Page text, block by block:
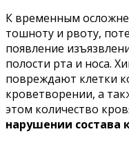
К временным
тошноту и рвоту,
появление
полости рта и носа.
повреждают клетки
кроветворении, а
этом количество
нарушении состава